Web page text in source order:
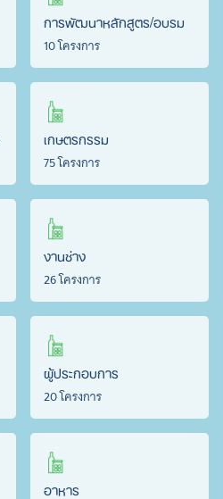
การพัฒนาหลักสูตร/อบรม
10 โครงการ
เกษตรกรรม
75 โครงการ
งานช่าง
26 โครงการ
ผู้ประกอบการ
20 โครงการ
อาหาร